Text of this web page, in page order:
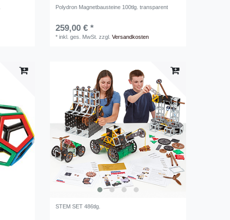
Polydron Magnetbausteine 100tlg. transparent
259,00 € *
*inkl. ges. MwSt. zzgl.Versandkosten
STEM SET 486tlg.